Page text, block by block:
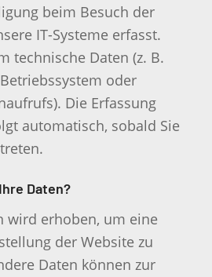
beim Besuch der
IT-Systeme erfasst.
technische Daten (z. B.
oder
Die Erfassung
automatisch, sobald Sie
Daten?
wird erhoben, um eine
der Website zu
Daten können zur